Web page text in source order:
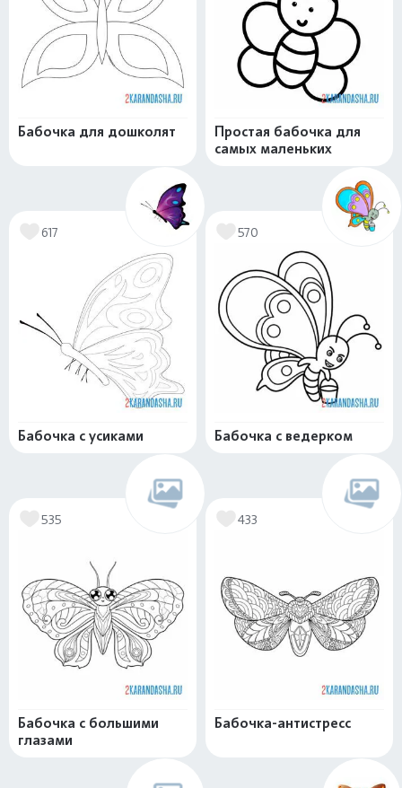
Бабочка для дошколят
Простая бабочка для
самых маленьких
617
Бабочка с усиками
570
Бабочка с ведерком
535
Бабочка с большими
глазами
433
Бабочка-антистресс